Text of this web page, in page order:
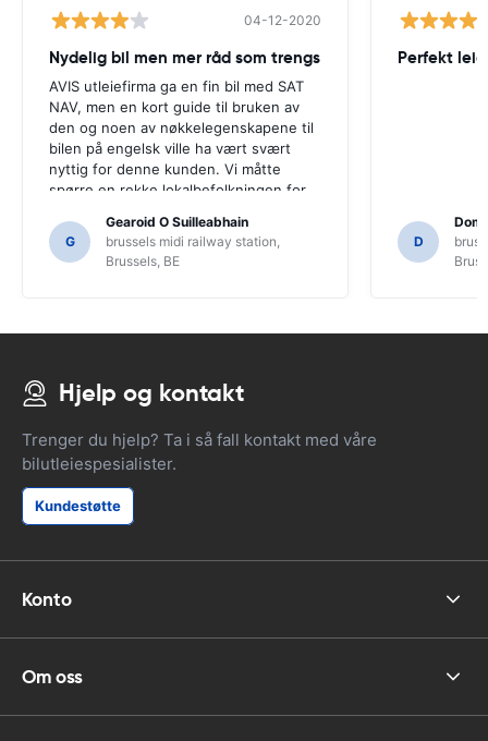
04-12-2020
Nydelig bil men mer råd som trengs
AVIS utleiefirma ga en fin bil med SAT
NAV, men en kort guide til bruken av
den og noen av nøkkelegenskapene til
bilen på engelsk ville ha vært svært
nyttig for denne kunden. Vi måtte
spørre en rekke lokalbefolkningen for
ikke hadde funnet ut av SAT NAVs
funksjoner.
G
Gearoid O Suilleabhain
brussels midi railway station,
Brussels, BE
Perfekt leie
D
Hjelp og kontakt
Trenger du hjelp? Ta i så fall kontakt med våre
bilutleiespesialister.
Kundestøtte
Konto
Om oss